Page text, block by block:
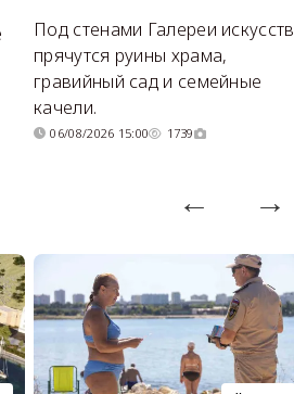
Под стенами Галереи искусств
прячутся руины храма,
гравийный сад и семейные
качели.
06/08/2026 15:00 1739